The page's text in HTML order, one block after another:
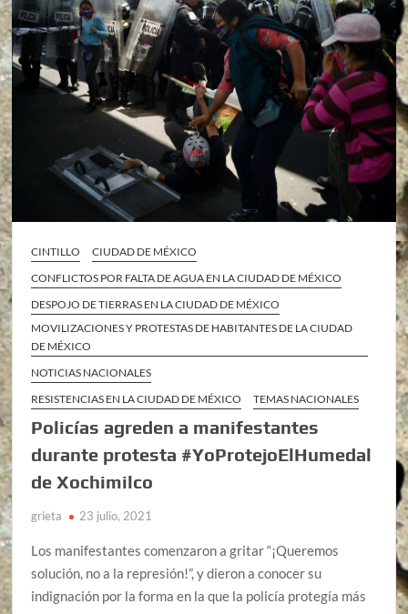
CINTILLO
CIUDAD DE MÉXICO
CONFLICTOS POR FALTA DE AGUA EN LA CIUDAD DE MÉXICO
DESPOJO DE TIERRAS EN LA CIUDAD DE MÉXICO
MOVILIZACIONES Y PROTESTAS DE HABITANTES DE LA CIUDAD
DE MÉXICO
NOTICIAS NACIONALES
RESISTENCIAS EN LA CIUDAD DE MÉXICO
TEMAS NACIONALES
Policías agreden a manifestantes
durante protesta #YoProtejoElHumedal
de Xochimilco
grieta 23 julio, 2021
Los manifestantes comenzaron a gritar “¡Queremos
solución, no a la represión!”, y dieron a conocer su
indignación por la forma en la que la policía protegía más